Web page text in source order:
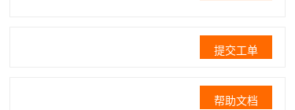
提交工单
帮助文档